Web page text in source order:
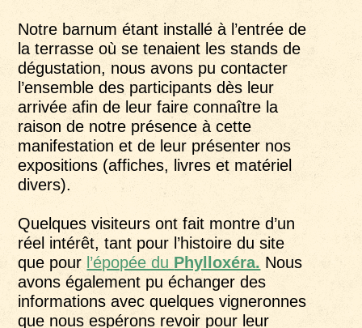
Notre barnum étant installé à l’entrée de
la terrasse où se tenaient les stands de
dégustation, nous avons pu contacter
l’ensemble des participants dès leur
arrivée afin de leur faire connaître la
raison de notre présence à cette
manifestation et de leur présenter nos
expositions (affiches, livres et matériel
divers).
Quelques visiteurs ont fait montre d’un
réel intérêt, tant pour l’histoire du site
que pour l’épopée du Phylloxéra. Nous
avons également pu échanger des
informations avec quelques vigneronnes
que nous espérons revoir pour leur